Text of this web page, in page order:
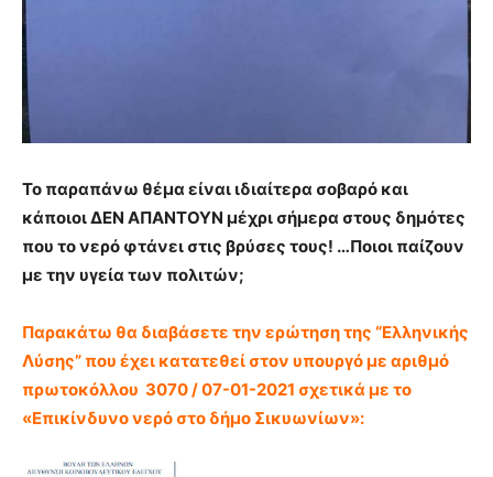
Το παραπάνω θέμα είναι ιδιαίτερα σοβαρό και
κάποιοι ΔΕΝ ΑΠΑΝΤΟΥΝ μέχρι σήμερα στους δημότες
που το νερό φτάνει στις βρύσες τους! …Ποιοι παίζουν
με την υγεία των πολιτών;
Παρακάτω θα διαβάσετε την ερώτηση της “Ελληνικής
Λύσης” που έχει κατατεθεί στον υπουργό με αριθμό
πρωτοκόλλου 3070 / 07-01-2021 σχετικά με το
«Επικίνδυνο νερό στο δήμο Σικυωνίων»: